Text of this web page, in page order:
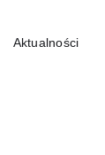
Aktualności